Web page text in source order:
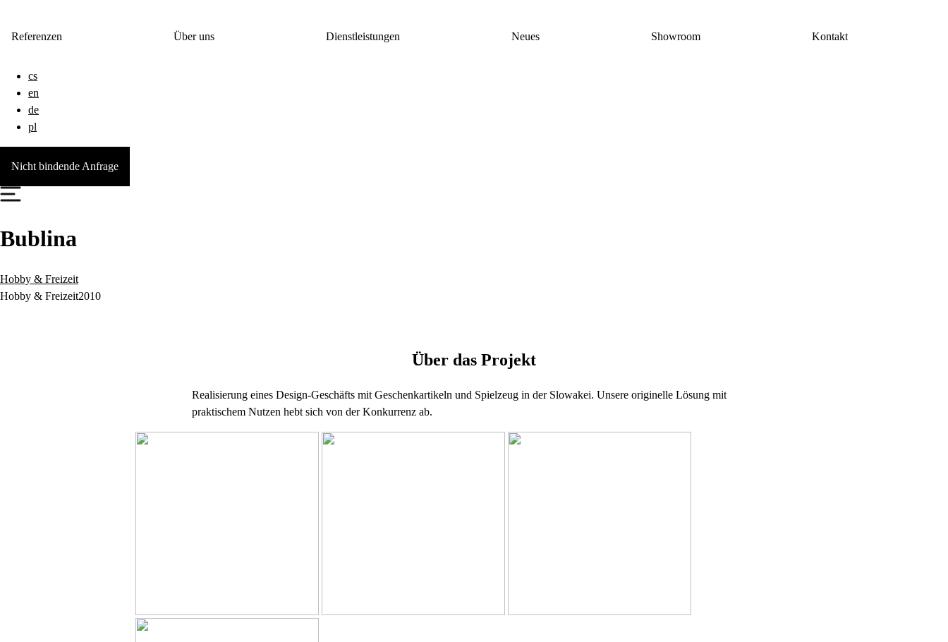
Referenzen Über uns Dienstleistungen Neues Showroom Kontakt
cs
en
de
pl
Nicht bindende Anfrage
Bublina
Hobby & Freizeit
Hobby & Freizeit2010
Über das Projekt
Realisierung eines Design-Geschäfts mit Geschenkartikeln und Spielzeug in der Slowakei. Unsere originelle Lösung mit
praktischem Nutzen hebt sich von der Konkurrenz ab.